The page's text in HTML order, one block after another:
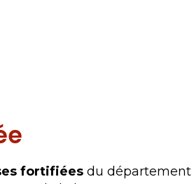
fortifiées du département